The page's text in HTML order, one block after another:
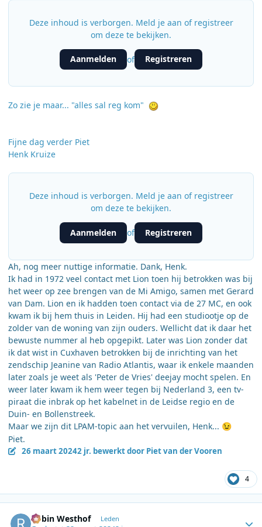
Deze inhoud is verborgen. Meld je aan of registreer
om deze te bekijken.
Aanmelden of Registreren
Zo zie je maar... "alles sal reg kom"
Fijne dag verder Piet
Henk Kruize
Deze inhoud is verborgen. Meld je aan of registreer
om deze te bekijken.
Aanmelden of Registreren
Ah, nog meer nuttige informatie. Dank, Henk.
Ik had in 1972 veel contact met Lion toen hij betrokken was bij
het weer op zee brengen van de Mi Amigo, samen met Gerard
van Dam. Lion en ik hadden toen contact via de 27 MC, en ook
kwam ik bij hem thuis in Leiden. Hij had een studiootje op de
zolder van de woning van zijn ouders. Wellicht dat ik daar het
bewuste nummer al heb opgepikt. Later was Lion zonder dat
ik dat wist in Cuxhaven betrokken bij de inrichting van het
zendschip Jeanine van Radio Atlantis, waar ik enkele maanden
later zoals je weet als 'Peter de Vries' deejay mocht spelen. En
weer later kwam ik hem weer tegen bij Nederland 3, een tv-
piraat die inbrak op het kabelnet in de Leidse regio en de
Duin- en Bollenstreek.
Maar we zijn dit LPAM-topic aan het vervuilen, Henk... 😉
Piet.
26 maart 20242 jr. bewerkt door Piet van der Vooren
4
Robin Westhof Leden